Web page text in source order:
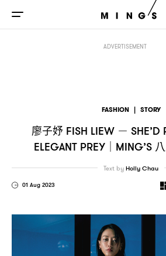
ADVERTISEMENT
FASHION | STORY
廖子妤 FISH LIEW － SHE’D
ELEGANT PREY｜MING’S
01 Aug 2023
Text byHolly Chau
FISH LIEW － SHE’D RATHER BE AN ELEGANT PREY｜